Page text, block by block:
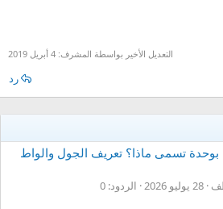
التعديل الأخير بواسطة المشرف: 4 أبريل 2019
رد
تسمى ماذا؟ تعريف الجول والواط
28 يوليو 2026
الردود: 0